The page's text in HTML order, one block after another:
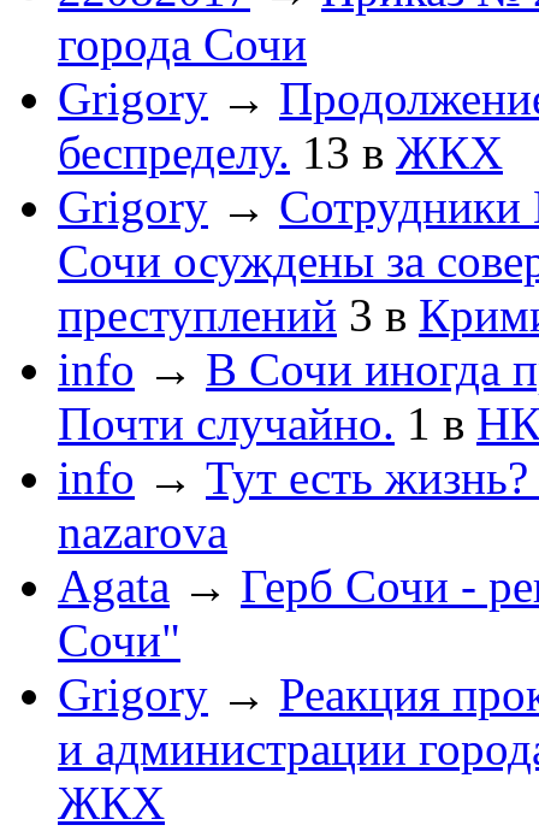
города Сочи
Grigory →
беспределу. 13 в ЖКХ
Grigory →
Сочи осуждены за
преступлений 3 в
info → В Сочи иногда
Почти случайно. 1 в
info → Тут есть
nazarova
Agata → Герб Сочи -
Сочи"
Grigory → Реакция
и администрации
ЖКХ